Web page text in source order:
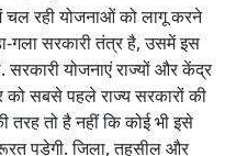
चल रही योजनाओं को लागू करने
गला सरकारी तंत्र है, उसमें इस
योजनाएं राज्यों और केंद्र
सबसे पहले राज्य सरकारों की
तरह तो है नहीं कि कोई भी इसे
पड़ेगी. जिला, तहसील और